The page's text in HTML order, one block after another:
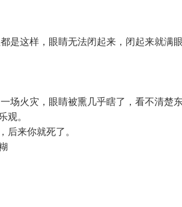
是这样，眼睛无法闭起来，闭起来就满
场火灾，眼睛被熏几乎瞎了，看不清楚
观。
后来你就死了。